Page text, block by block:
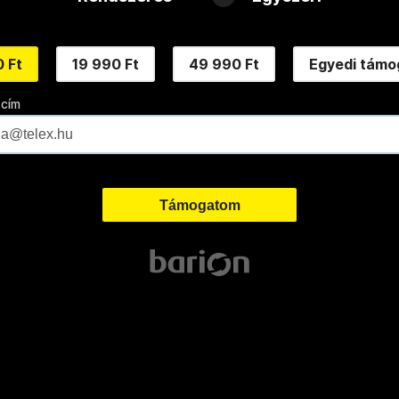
Ft 19 990 Ft 49 990 Ft Egyedi